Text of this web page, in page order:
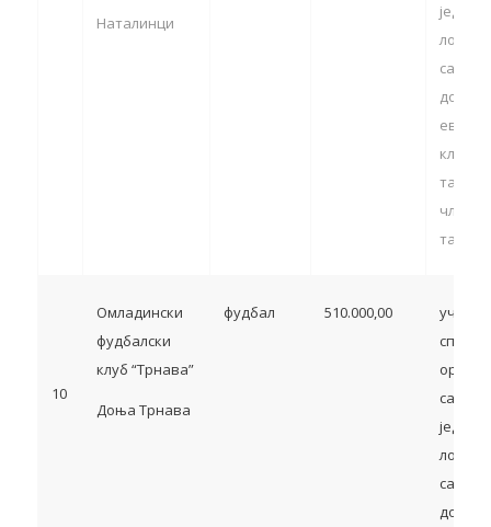
Наталинци
члан
тачка
10
Омладински
фудбалски
клуб “Трнава”
Доња Трнава
фудбал 510.000,00
са